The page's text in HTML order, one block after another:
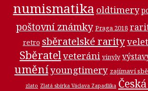
numismatika oldtimery
poštovní známky Praga 2018
retro sběratelské rarity
Sběratelveteráni vinyly
uměníyoungtimery zajímaví
zlato Zlatá sbírka Václava Zapadlíka